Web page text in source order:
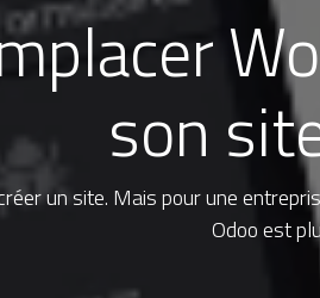
son
un site. Mais pour une
Odoo est